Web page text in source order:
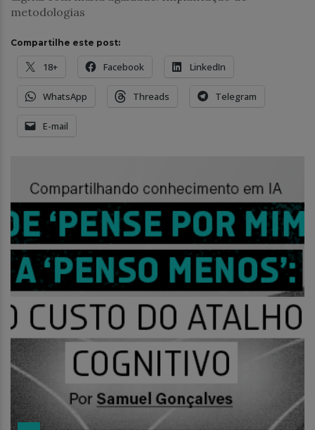
metodologias
Compartilhe este post:
18+ Facebook LinkedIn
WhatsApp Threads Telegram
E-mail